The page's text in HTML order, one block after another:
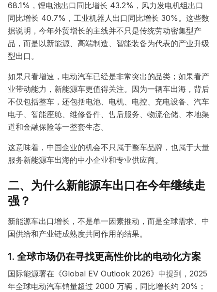
68.1%，锂电池出口同比增长 43.2%，风力发电机组出口
同比增长 40.7%，工业机器人出口同比增长 30%。这些数
据说明，今年外贸增长的主线并不只是传统劳动密集型产
品，而是以新能源、高端制造、智能装备为代表的产业升级
型出口。
如果只看增速，电动汽车已经是非常突出的品类；如果看产
业带动能力，新能源车更值得关注。因为一辆车出海，背后
不仅包括整车，还包括电池、电机、电控、充电设备、汽车
电子、智能座舱、维修备件、售后服务、物流仓储、本地渠
道和金融保险等一整套生态。
这意味着，中国企业的机会不只属于整车品牌，也属于大量
服务新能源车出海的中小企业和专业供应商。
二、为什么新能源车出口在今年继续走
强？
新能源车出口增长，不是单一因素推动，而是全球需求、中
国供给和产业链成熟度共同作用的结果。
1. 全球市场仍在寻找更高性价比的电动化方案
国际能源署在《Global EV Outlook 2026》中提到，2025
年全球电动汽车销量超过 2000 万辆，同比增长约 20%；